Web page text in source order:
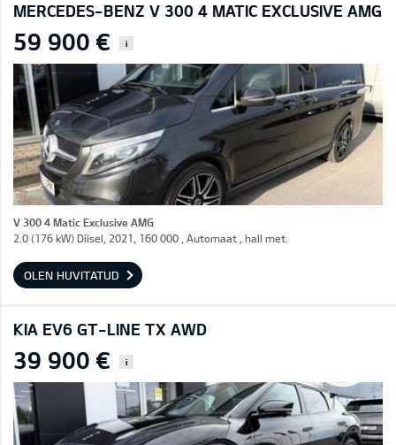
MERCEDES-BENZ V 300 4 MATIC EXCLUSIVE AMG
59 900 € i
V 300 4 Matic Exclusive AMG
2.0 (176 kW) Diisel, 2021, 160 000 , Automaat , hall met.
OLEN HUVITATUD
KIA EV6 GT-LINE TX AWD
39 900 € i